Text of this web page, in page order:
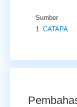
Sumber
CATAPA